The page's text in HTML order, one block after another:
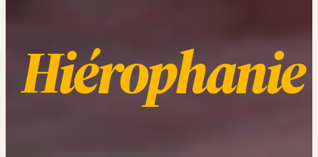
Hiérophanie